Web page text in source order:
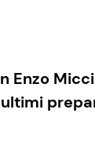
Enzo